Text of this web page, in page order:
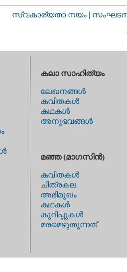
സ്വകാര്യതാ നയം |
കലാ സാഹിത്യം
ലേഖനങ്ങള്‍
കവിതകള്‍
കഥകള്‍
അനുഭവങ്ങള്‍
മഞ്ഞ (മാഗസിന്‍)
കവിതകള്‍
ചിത്രകല
അഭിമുഖം
കഥകള്‍
കുറിപ്പുകള്‍
മരമെഴുതുന്നത്